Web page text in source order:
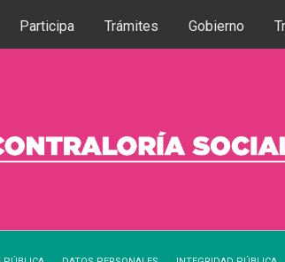
Participa Trámites Gobierno